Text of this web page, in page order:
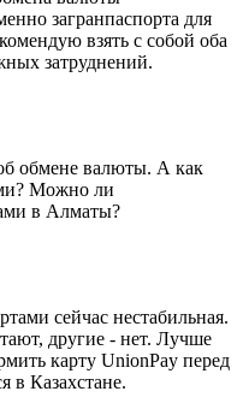
загранпаспорта для
взять с собой оба
затруднений.
обмене валюты. А как
Можно ли
в Алматы?
сейчас нестабильная.
другие - нет. Лучше
карту UnionPay перед
в Казахстане.